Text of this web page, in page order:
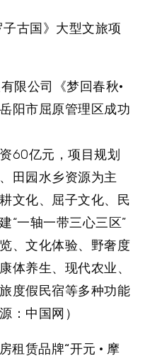
古国》大型文旅项
限公司《梦回春秋·
阳市屈原管理区成功
60亿元，项目规划
田园水乡资源为主
文化、屈子文化、民
“一轴一带三心三区”
、文化体验、野奢度
体养生、现代农业、
度假民宿等多种功能
：中国网）
租赁品牌“开元 · 摩